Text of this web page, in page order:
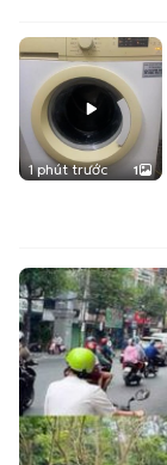
1 phút trước 1